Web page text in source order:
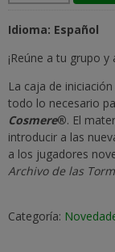
Idioma: Español
¡Reúne a tu grupo
La caja de iniciación
todo lo necesario
Cosmere®. El
introducir a las
a los jugadores
Archivo de las
Categoría: